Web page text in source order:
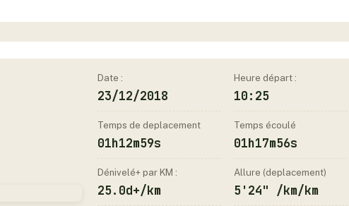
Date :
23/12/2018
Heure départ :
10:25
Temps de deplacement
01h12m59s
Temps écoulé
01h17m56s
Dénivelé+ par KM :
25.0d+/km
Allure (deplacement)
5'24" /km/km